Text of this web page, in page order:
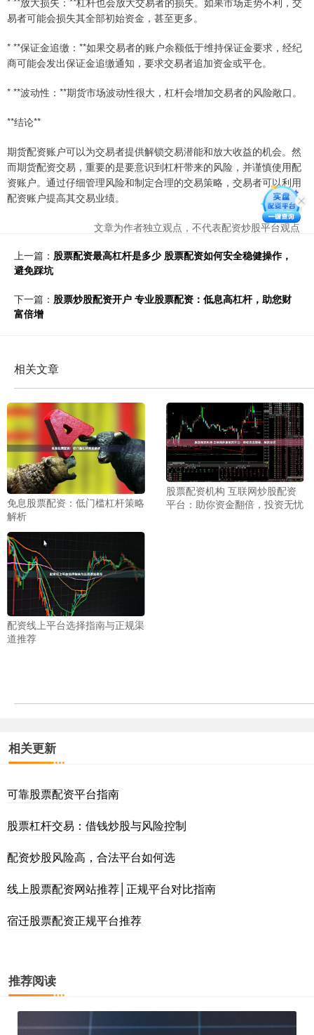
易者可能会损失其全部初始资金，甚至更多。
* **保证金追缴：**如果交易者的账户余额低于维持保证金要求，经纪
商可能会发出保证金追缴通知，要求交易者追加资金或平仓。
* **波动性：**期货市场波动性很大，杠杆会增加交易者的风险敞口。
**结论**
期货配资账户可以为交易者提供解锁交易潜能和放大收益的机会。然
而期货配资交易，重要的是要意识到杠杆带来的风险，并谨慎使用配
资账户。通过仔细管理风险和制定合理的交易策略，交易者可以利用
配资账户提高其交易业绩。
文章为作者独立观点，不代表配资炒股平台观点
上一篇： 股票配资最高杠杆是多少 股票配资如何安全稳健操作，
避免踩坑
下一篇： 股票炒股配资开户 专业股票配资：低息高杠杆，助您财
富倍增
相关文章
免息股票配资：低门槛杠杆策略
解析
股票配资机构 互联网炒股配资
平台：助你资金翻倍，投资无忧
配资线上平台选择指南与正规渠
道推荐
相关更新
可靠股票配资平台指南
股票杠杆交易：借钱炒股与风险控制
配资炒股风险高，合法平台如何选
线上股票配资网站推荐│正规平台对比指南
宿迁股票配资正规平台推荐
推荐阅读